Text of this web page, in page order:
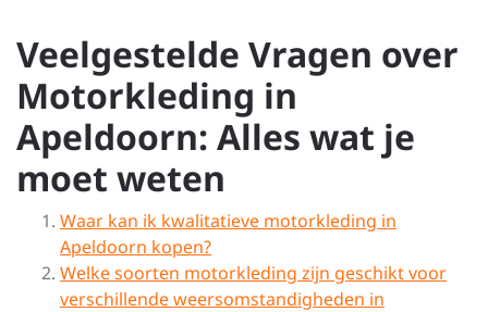
Veelgestelde Vragen over
Motorkleding in
Apeldoorn: Alles wat je
moet weten
Waar kan ik kwalitatieve motorkleding in
Apeldoorn kopen?
Welke soorten motorkleding zijn geschikt voor
verschillende weersomstandigheden in